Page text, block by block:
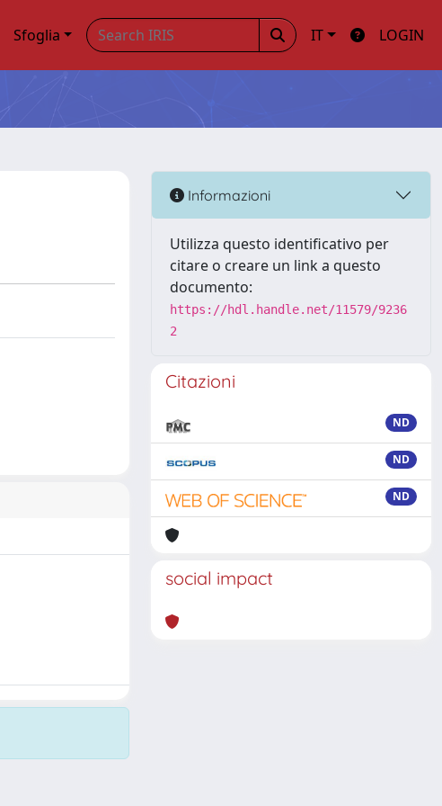
Sfoglia IT LOGIN
Informazioni
Utilizza questo identificativo per
citare o creare un link a questo
documento:
https://hdl.handle.net/11579/9236
2
Citazioni
ND
ND
ND
social impact